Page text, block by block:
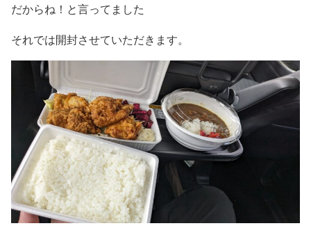
だからね！と言ってました
それでは開封させていただきます。